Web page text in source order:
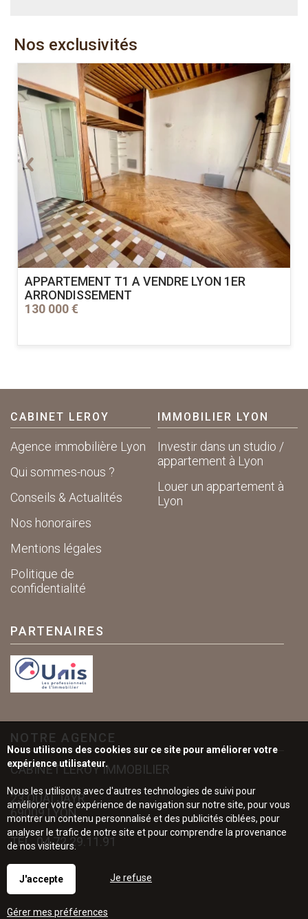
Nos exclusivités
APPARTEMENT T1 A VENDRE LYON 1ER
ARRONDISSEMENT
130 000 €
CABINET LEROY
Agence immobilière Lyon
Qui sommes-nous ?
Conseils & Actualités
Nos honoraires
Mentions légales
Politique de
confidentialité
IMMOBILIER LYON
Investir dans un studio /
appartement à Lyon
Louer un appartement à
Lyon
PARTENAIRES
NOTRE AGENCE
CABINET LEROY IMMOBILIER
23 QUAI JAYR
69009 LYON
TÉL.04.72.29.11.91
Nous utilisons des cookies sur ce site pour améliorer votre
expérience utilisateur.
Nous les utilisons avec d'autres technologies de suivi pour
améliorer votre expérience de navigation sur notre site, pour vous
montrer un contenu personnalisé et des publicités ciblées, pour
analyser le trafic de notre site et pour comprendre la provenance
de nos visiteurs.
J'accepte Je refuse
Gérer mes préférences